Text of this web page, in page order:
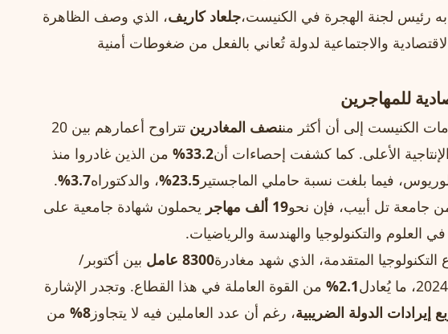
به رئيس لجنة الهجرة في الكنيست،جلعاد كاريف، الذي وصف الظاهرة
والاجتماعية لدولة تُعاني بالفعل من ضغوطات أمنية
للمهاجرين
الكنيست إلى أن أكثر مننصف المغادرين
تتراوح أعمارهم بين 20
33.2%
من الذين غادروا منذ
23.5% ، والدكتوراه3.7%
.
جامعة تل أبيب، فإن نحو19 ألف مهاجر
يحملون شهادة جامعية على
في العلوم والتكنولوجيا والهندسة والرياضيات.
المتقدمة، الذي شهد مغادرة8300 عامل
بين أكتوبر/
2.1%
من القوة العاملة في هذا القطاع. وتجدر الإشارة
إيرادات الدولة الضريبية، رغم أن عدد العاملين فيه لا يتجاوز 8%
من